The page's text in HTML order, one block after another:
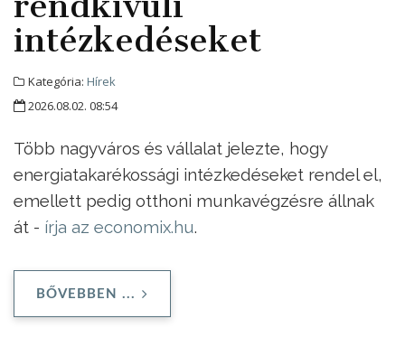
intézkedéseket
Kategória: Hírek
2026.08.02. 08:54
Több nagyváros és vállalat jelezte, hogy
energiatakarékossági intézkedéseket rendel el,
emellett pedig otthoni munkavégzésre állnak
át - írja az economix.hu.
BŐVEBBEN ...